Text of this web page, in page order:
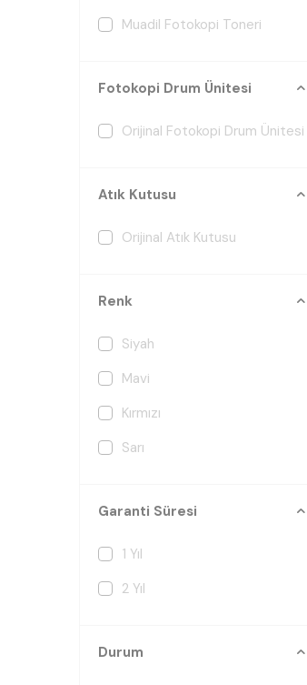
Muadil Fotokopi Toneri
Fotokopi Drum Ünitesi
Orijinal Fotokopi Drum Ünitesi
Atık Kutusu
Orijinal Atık Kutusu
Renk
Siyah
Mavi
Kırmızı
Sarı
Garanti Süresi
1 Yıl
2 Yıl
Durum